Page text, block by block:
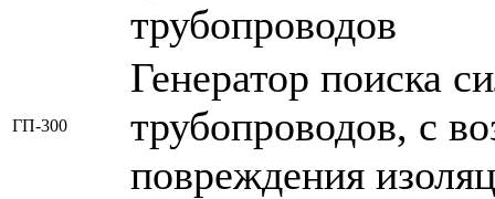
трубопроводов
ГП-300
Генератор поиска
трубопроводов, с
повреждения